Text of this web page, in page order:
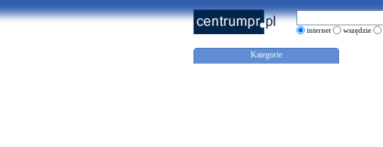
internet wszędzie
Kategorie